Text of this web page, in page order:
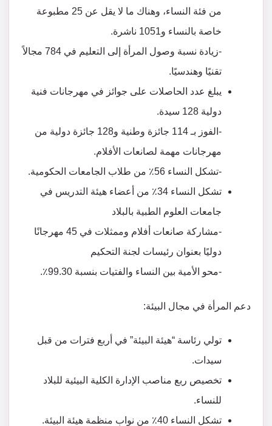
من فئة النساء، وهناك ما لا يقل عن 25 مطبوعة
خاصة بالنساء و1051 ناشرة.
-زيادة نسبة وصول المرأة إلى التعليم في 784 مجالاً
تقنيًا وهندسيًا.
يبلغ عدد الحاصلات على جوائز في مهرجانات فنية
دولية 128 سيدة.
-الفوز بـ 114 جائزة وطنية و128 جائزة دولية من
مهرجانات مهمة لصانعات الأفلام.
-تشكل النساء 56٪ من طلاب الجامعات الحكومية.
تشكل النساء 34٪ من أعضاء هيئة التدريس في
جامعات العلوم الطبية بالبلاد
-مشاركة صانعات أفلام وممثلات في 45 مهرجانًا
دوليًا بعنوان رئيسات لجنة التحكيم
-محو الأمية بين النساء والفتيات بنسبة 99.30٪.
دعم المرأة في مجال البيئة:
تولي رئاسة “هيئة البيئة” في أربع فترات من قبل
سيدات.
تخصيص ربع مناصب الإدارة الكلية البيئية للبلاد
للنساء.
تشكل النساء 40٪ من نواب منظمة هيئة البيئة.